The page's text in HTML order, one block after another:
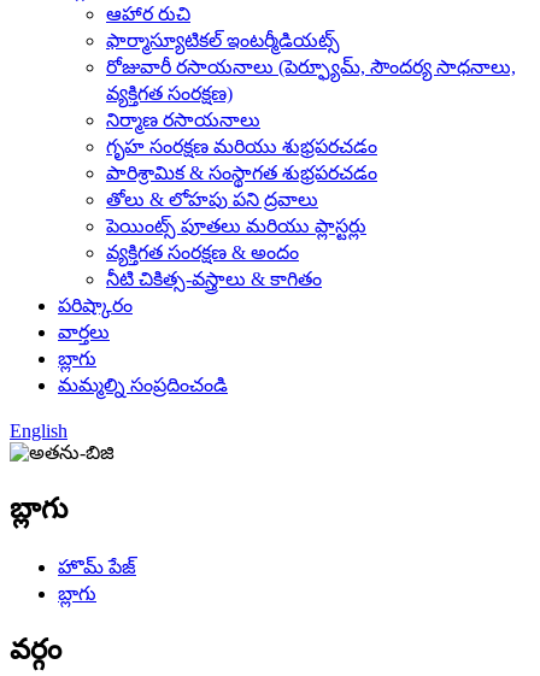
ఆహార రుచి
ఫార్మాస్యూటికల్ ఇంటర్మీడియట్స్
రోజువారీ రసాయనాలు (పెర్ఫ్యూమ్, సౌందర్య సాధనాలు,
వ్యక్తిగత సంరక్షణ)
నిర్మాణ రసాయనాలు
గృహ సంరక్షణ మరియు శుభ్రపరచడం
పారిశ్రామిక & సంస్థాగత శుభ్రపరచడం
తోలు & లోహపు పని ద్రవాలు
పెయింట్స్ పూతలు మరియు ప్లాస్టర్లు
వ్యక్తిగత సంరక్షణ & అందం
నీటి చికిత్స-వస్త్రాలు & కాగితం
పరిష్కారం
వార్తలు
బ్లాగు
మమ్మల్ని సంప్రదించండి
English
బ్లాగు
హొమ్ పేజ్
బ్లాగు
వర్గం